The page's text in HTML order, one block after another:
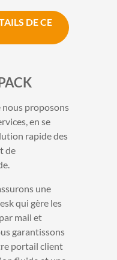
DE CE
nous proposons
en se
rapide des
de
une
qui gère les
mail et
garantissons
portail client